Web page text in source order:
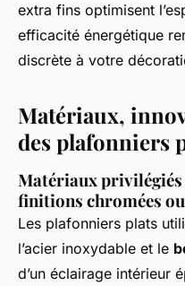
extra fins optimisent
efficacité énergétique
discrète à votre
Matériaux,
des plafonniers
Matériaux
finitions chromées
Les plafonniers plats
l’acier inoxydable et le
d’un éclairage intérieur